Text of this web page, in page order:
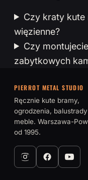
Czy kraty kute
więzienne?
Czy
zabytkowych
PIERROT METAL STUDIO
Ręcznie kute bramy,
ogrodzenia,
meble. Warszawa-
od 1995.